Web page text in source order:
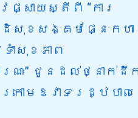
សាយស្តីពី “ការ
ខសង្គមផ្នែកហ
ទាំសុខភាព
ណៈ” ជូនដល់ថ្នាក់ដឹក
រោមឱវាទរដ្ឋបាល